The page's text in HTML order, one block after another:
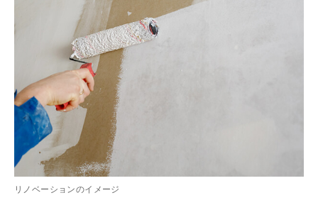
リノベーションのイメージ